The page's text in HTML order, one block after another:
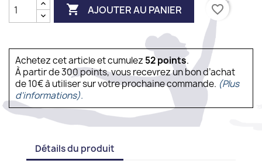
 AJOUTER AU PANIER favorite_border
Achetez cet article et cumulez 52points.
À partir de 300 points, vous recevrez un bon d’achat
de 10€ à utiliser sur votre prochaine commande. (Plus
d'informations).
Détails du produit